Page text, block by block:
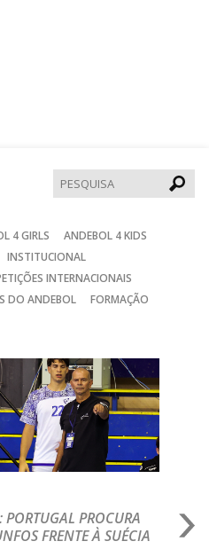
4 GIRLS
ANDEBOL 4 KIDS
INSTITUCIONAL
INTERNACIONAIS
DO ANDEBOL
FORMAÇÃO
PROCURA
FRENTE À SUÉCIA